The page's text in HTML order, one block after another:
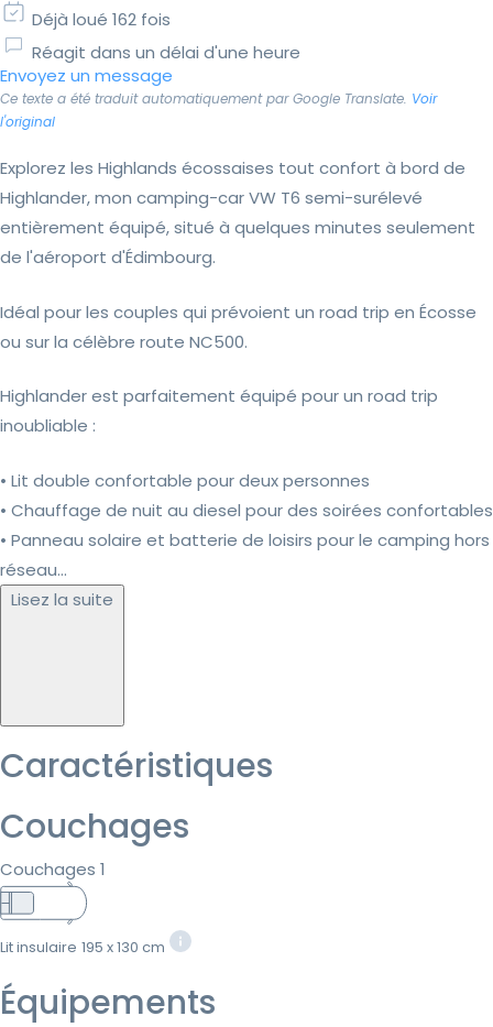
Déjà loué 162 fois
Réagit dans un délai d'une heure
Envoyez un message
Ce texte a été traduit automatiquement par Google Translate. Voir
l'original
Explorez les Highlands écossaises tout confort à bord de
Highlander, mon camping-car VW T6 semi-surélevé
entièrement équipé, situé à quelques minutes seulement
de l'aéroport d'Édimbourg.
Idéal pour les couples qui prévoient un road trip en Écosse
ou sur la célèbre route NC500.
Highlander est parfaitement équipé pour un road trip
inoubliable :
• Lit double confortable pour deux personnes
• Chauffage de nuit au diesel pour des soirées confortables
• Panneau solaire et batterie de loisirs pour le camping hors
réseau...
Lisez la suite
Caractéristiques
Couchages
Couchages 1
Lit insulaire 195 x 130 cm
Équipements